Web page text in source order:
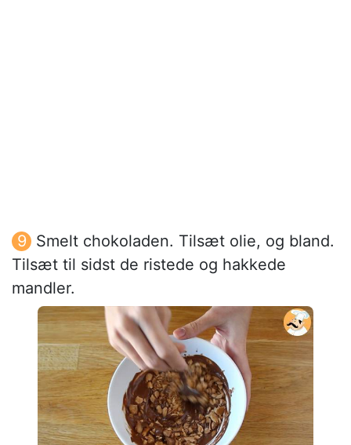
Smelt chokoladen. Tilsæt olie, og bland.
Tilsæt til sidst de ristede og hakkede
mandler.